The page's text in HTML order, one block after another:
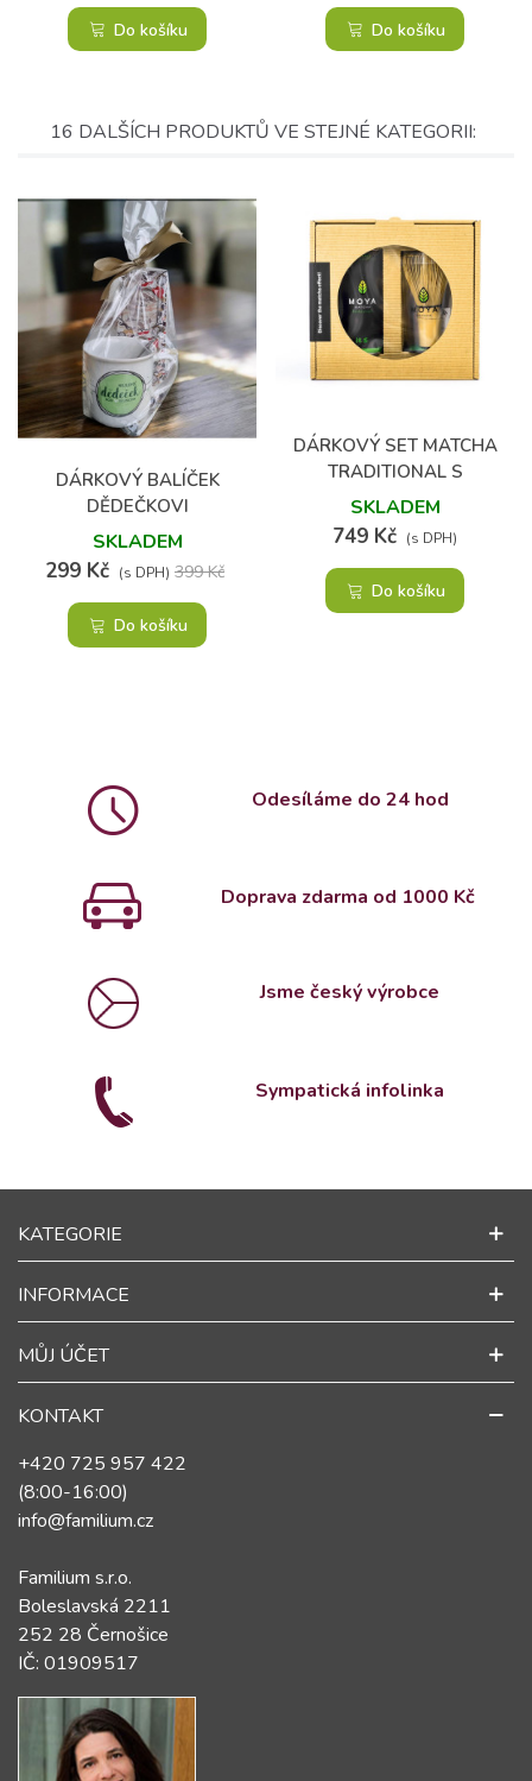
Do košíku Do košíku
16 DALŠÍCH PRODUKTŮ VE STEJNÉ KATEGORII:
DÁRKOVÝ BALÍČEK
DĚDEČKOVI
SKLADEM
299 Kč (s DPH) 399 Kč
Do košíku
DÁRKOVÝ SET MATCHA
TRADITIONAL S
METLIČKOU
SKLADEM
749 Kč (s DPH)
Do košíku
Odesíláme do 24 hod
Doprava zdarma od 1000 Kč
Jsme český výrobce
Sympatická infolinka
KATEGORIE
INFORMACE
MŮJ ÚČET
KONTAKT
+420 725 957 422
(8:00-16:00)
info@familium.cz
Familium s.r.o.
Boleslavská 2211
252 28 Černošice
IČ: 01909517